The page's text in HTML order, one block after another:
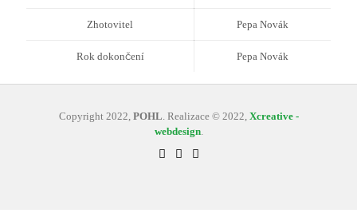
Zhotovitel Pepa Novák
Rok dokončení Pepa Novák
Copyright 2022, POHL. Realizace © 2022, Xcreative -
webdesign.